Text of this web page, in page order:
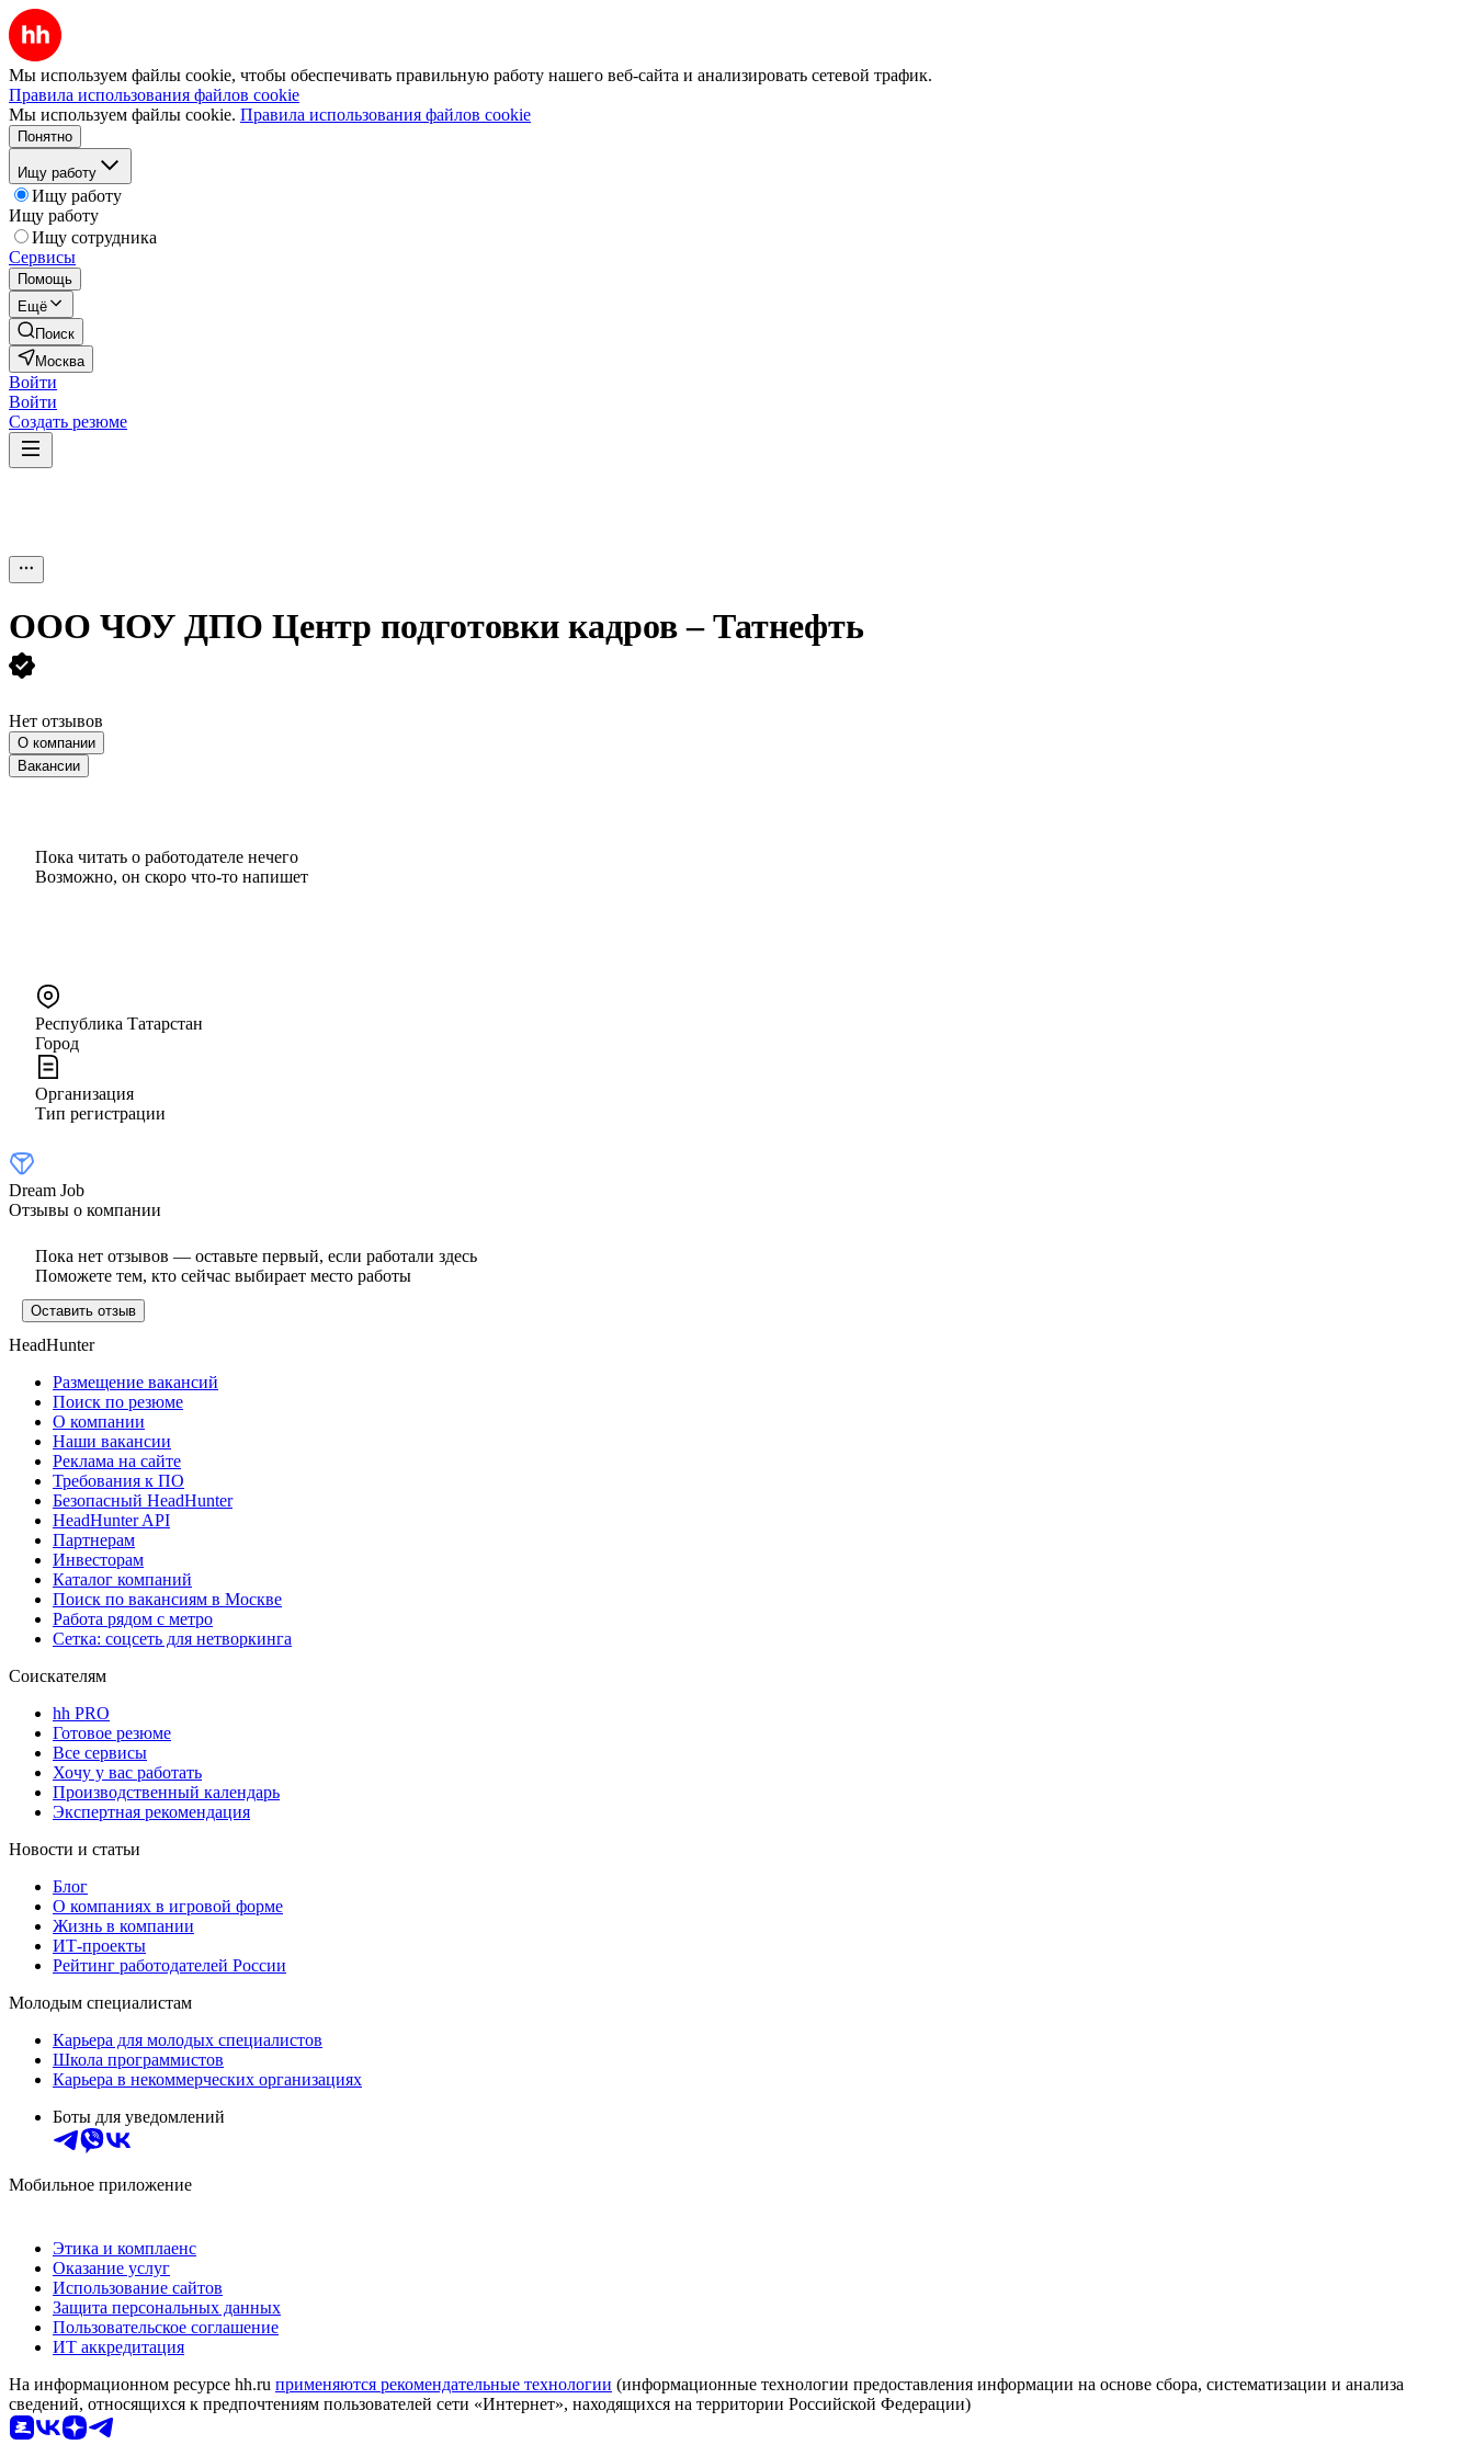
Мы используем файлы cookie, чтобы обеспечивать правильную работу нашего веб-сайта и анализировать сетевой трафик.
Правила использования файлов cookie
Мы используем файлы cookie. Правила использования файлов cookie
Понятно
Ищу работу
Ищу работу
Ищу работу
Ищу сотрудника
Сервисы
Помощь
Ещё
Поиск
Москва
Войти
Войти
Создать резюме
ООО ЧОУ ДПО Центр подготовки кадров – Татнефть
Нет отзывов
О компании
Вакансии
Пока читать о работодателе нечего
Возможно, он скоро что‑то напишет
Республика Татарстан
Город
Организация
Тип регистрации
Dream Job
Отзывы о компании
Пока нет отзывов — оставьте первый, если работали здесь
Поможете тем, кто сейчас выбирает место работы
Оставить отзыв
HeadHunter
Размещение вакансий
Поиск по резюме
О компании
Наши вакансии
Реклама на сайте
Требования к ПО
Безопасный HeadHunter
HeadHunter API
Партнерам
Инвесторам
Каталог компаний
Поиск по вакансиям в Москве
Работа рядом с метро
Сетка: соцсеть для нетворкинга
Соискателям
hh PRO
Готовое резюме
Все сервисы
Хочу у вас работать
Производственный календарь
Экспертная рекомендация
Новости и статьи
Блог
О компаниях в игровой форме
Жизнь в компании
ИТ-проекты
Рейтинг работодателей России
Молодым специалистам
Карьера для молодых специалистов
Школа программистов
Карьера в некоммерческих организациях
Боты для уведомлений
Мобильное приложение
Этика и комплаенс
Оказание услуг
Использование сайтов
Защита персональных данных
Пользовательское соглашение
ИТ аккредитация
На информационном ресурсе hh.ru применяются рекомендательные технологии (информационные технологии предоставления информации на основе сбора, систематизации и анализа
сведений, относящихся к предпочтениям пользователей сети «Интернет», находящихся на территории Российской Федерации)